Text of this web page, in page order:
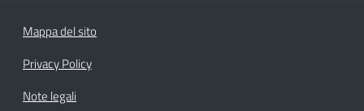
Mappa del sito
Privacy Policy
Note legali